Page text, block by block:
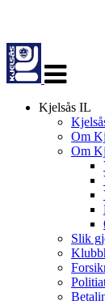
navigasjon
Kjelsås IL
Om
Om
Slik